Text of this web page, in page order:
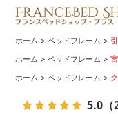
ホーム >ベッドフレーム >
ホーム >ベッドフレーム >
ホーム >ベッドフレーム >
5.0